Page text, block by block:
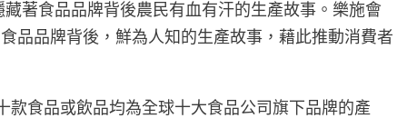
著食品品牌背後農民有血有汗的生產故事。樂施會
品品牌背後，鮮為人知的生產故事，藉此推動消費者
食品或飲品均為全球十大食品公司旗下品牌的產